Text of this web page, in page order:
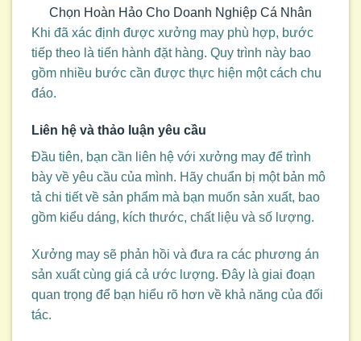
Chọn Hoàn Hảo Cho Doanh Nghiệp Cá Nhân
Khi đã xác định được xưởng may phù hợp, bước
tiếp theo là tiến hành đặt hàng. Quy trình này bao
gồm nhiều bước cần được thực hiện một cách chu
đáo.
Liên hệ và thảo luận yêu cầu
Đầu tiên, bạn cần liên hệ với xưởng may để trình
bày về yêu cầu của mình. Hãy chuẩn bị một bản mô
tả chi tiết về sản phẩm mà bạn muốn sản xuất, bao
gồm kiểu dáng, kích thước, chất liệu và số lượng.
Xưởng may sẽ phản hồi và đưa ra các phương án
sản xuất cùng giá cả ước lượng. Đây là giai đoạn
quan trọng để bạn hiểu rõ hơn về khả năng của đối
tác.